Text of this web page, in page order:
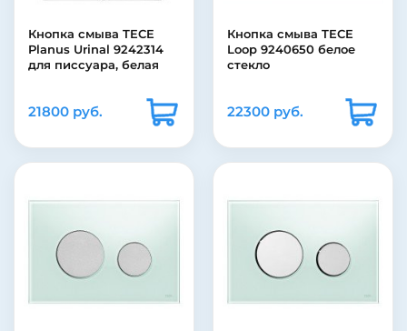
Кнопка смыва TECE
Planus Urinal 9242314
для писсуара, белая
21800 руб.
Кнопка смыва TECE
Loop 9240650 белое
стекло
22300 руб.